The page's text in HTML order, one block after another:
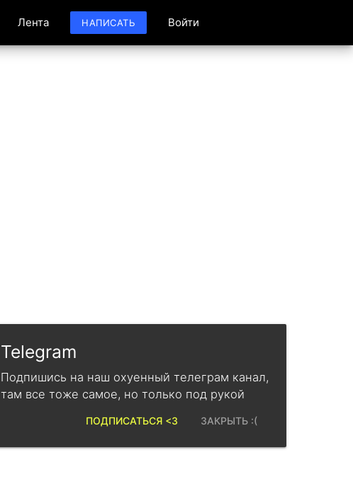
Лента НАПИСАТЬ Войти
Telegram
Подпишись на наш охуенный телеграм канал,
там все тоже самое, но только под рукой
ЗАКРЫТЬ :(
ПОДПИСАТЬСЯ <3